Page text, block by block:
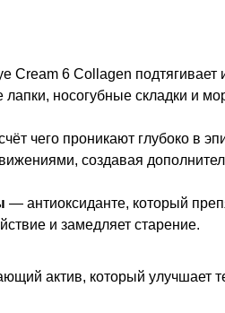
Cream 6 Collagen
носогубные складки и
чего проникают глубоко в
создавая
— антиоксиданте, который
и замедляет старение.
актив, который улучшает